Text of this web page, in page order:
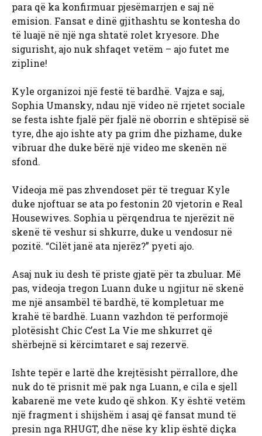
para që ka konfirmuar pjesëmarrjen e saj në
emision. Fansat e dinë gjithashtu se kontesha do
të luajë në një nga shtatë rolet kryesore. Dhe
sigurisht, ajo nuk shfaqet vetëm – ajo futet me
zipline!
Kyle organizoi një festë të bardhë. Vajza e saj,
Sophia Umansky, ndau një video në rrjetet sociale
se festa ishte fjalë për fjalë në oborrin e shtëpisë së
tyre, dhe ajo ishte aty pa grim dhe pizhame, duke
vibruar dhe duke bërë një video me skenën në
sfond.
Videoja më pas zhvendoset për të treguar Kyle
duke njoftuar se ata po festonin 20 vjetorin e Real
Housewives. Sophia u përqendrua te njerëzit në
skenë të veshur si shkurre, duke u vendosur në
pozitë. “Cilët janë ata njerëz?” pyeti ajo.
Asaj nuk iu desh të priste gjatë për ta zbuluar. Më
pas, videoja tregon Luann duke u ngjitur në skenë
me një ansambël të bardhë, të kompletuar me
krahë të bardhë. Luann vazhdon të performojë
plotësisht Chic C’est La Vie me shkurret që
shërbejnë si kërcimtaret e saj rezervë.
Ishte tepër e lartë dhe krejtësisht përrallore, dhe
nuk do të prisnit më pak nga Luann, e cila e sjell
kabarenë me vete kudo që shkon. Ky është vetëm
një fragment i shijshëm i asaj që fansat mund të
presin nga RHUGT, dhe nëse ky klip është diçka